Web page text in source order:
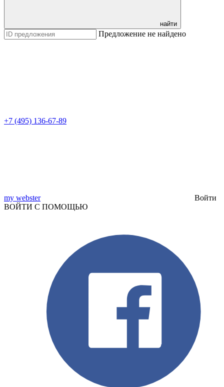
найти
Предложение не найдено
+7 (495) 136-67-89
my webster
Войти
ВОЙТИ С ПОМОЩЬЮ